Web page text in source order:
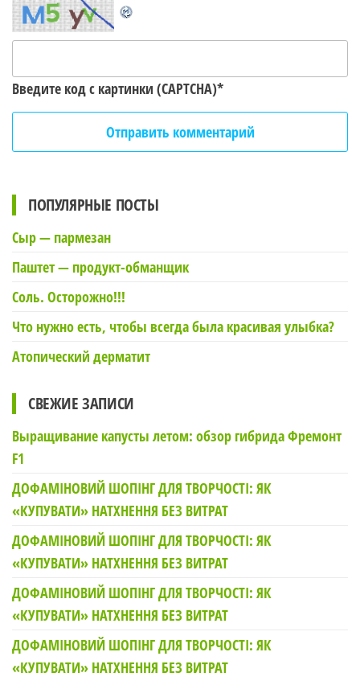
Введите код с картинки (CAPTCHA)*
ПОПУЛЯРНЫЕ ПОСТЫ
Сыр — пармезан
Паштет — продукт-обманщик
Соль. Осторожно!!!
Что нужно есть, чтобы всегда была красивая улыбка?
Атопический дерматит
СВЕЖИЕ ЗАПИСИ
Выращивание капусты летом: обзор гибрида Фремонт
F1
ДОФАМІНОВИЙ ШОПІНГ ДЛЯ ТВОРЧОСТІ: ЯК
«КУПУВАТИ» НАТХНЕННЯ БЕЗ ВИТРАТ
ДОФАМІНОВИЙ ШОПІНГ ДЛЯ ТВОРЧОСТІ: ЯК
«КУПУВАТИ» НАТХНЕННЯ БЕЗ ВИТРАТ
ДОФАМІНОВИЙ ШОПІНГ ДЛЯ ТВОРЧОСТІ: ЯК
«КУПУВАТИ» НАТХНЕННЯ БЕЗ ВИТРАТ
ДОФАМІНОВИЙ ШОПІНГ ДЛЯ ТВОРЧОСТІ: ЯК
«КУПУВАТИ» НАТХНЕННЯ БЕЗ ВИТРАТ